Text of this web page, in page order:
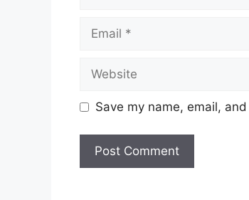
Email
Website
Save my name, email,